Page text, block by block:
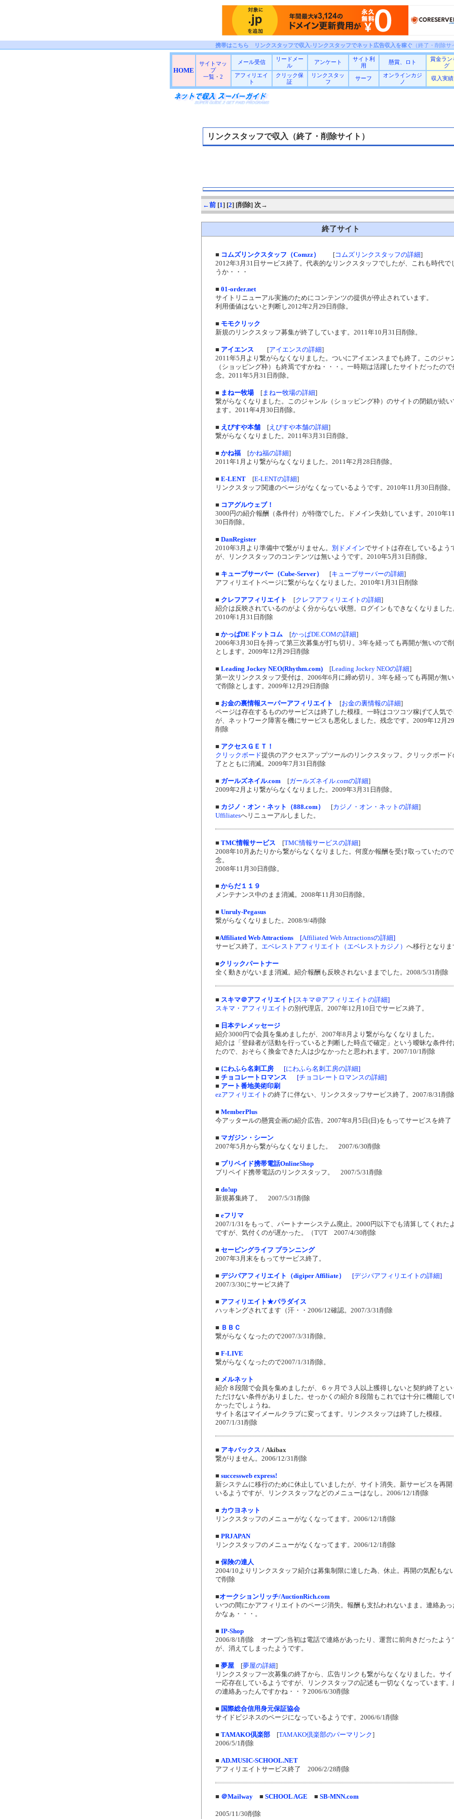
携帯はこちら リンクスタッフで収入-リンクスタッフでネット広告収入を稼ぐ （終了・削除サ
HOME
サイトマッ
プ
一覧 ・ 2
メール受信
リードメー
ル
アンケート
サイト利
用
懸賞、ロト
賞金ラン
グ
アフィリエイ
ト
クリック保
証
リンクスタッ
フ
サーフ
オンラインカジ
ノ
収入実績
リンクスタッフで収入（終了・削除サイト）
←前 [1] [2] [削除] 次→
終了サイト
■ コムズリンクスタッフ（Comzz） [コムズリンクスタッフの詳細]
2012年3月31日サービス終了。代表的なリンクスタッフでしたが、これも時代で
うか・・・
■ 01-order.net
サイトリニューアル実施のためにコンテンツの提供が停止されています。
利用価値はないと判断し2012年2月29日削除。
■ モモクリック
新規のリンクスタッフ募集が終了しています。2011年10月31日削除。
■ アイエンス [アイエンスの詳細]
2011年5月より繋がらなくなりました。ついにアイエンスまでも終了。このジャ
（ショッピング枠）も終焉ですかね・・・。一時期は活躍したサイトだったので
念。2011年5月31日削除。
■ まねー牧場[まねー牧場の詳細]
繋がらなくなりました。このジャンル（ショッピング枠）のサイトの閉鎖が続い
ます。2011年4月30日削除。
■ えびすや本舗 [えびすや本舗の詳細]
繋がらなくなりました。2011年3月31日削除。
■ かね福 [かね福の詳細]
2011年1月より繋がらなくなりました。2011年2月28日削除。
■ E-LENT [E-LENTの詳細]
リンクスタッフ関連のページがなくなっているようです。2010年11月30日削除。
■ コアグルウェブ！
3000円の紹介報酬（条件付）が特徴でした。ドメイン失効しています。2010年
30日削除。
■ DanRegister
2010年3月より準備中で繋がりません。 別ドメインでサイトは存在しているよう
が、リンクスタッフのコンテンツは無いようです。2010年5月31日削除。
■ キューブサーバー（Cube-Server） [キューブサーバーの詳細]
アフィリエイトページに繋がらなくなりました。2010年1月31日削除
■ クレフアフィリエイト [クレフアフィリエイトの詳細]
紹介は反映されているのがよく分からない状態。ログインもできなくなりました
2010年1月31日削除
■ かっぱDEドットコム [かっぱDE.COMの詳細]
2006年3月30日を持って第三次募集が打ち切り。3年を経っても再開が無いので
とします。2009年12月29日削除
■ Leading Jockey NEO(Rhythm.com) [Leading Jockey NEOの詳細]
第一次リンクスタッフ受付は、2006年6月に締め切り。3年を経っても再開が無
で削除とします。2009年12月29日削除
■ お金の裏情報スーパーアフィリエイト [お金の裏情報の詳細]
ページは存在するもののサービスは終了した模様。一時はコツコツ稼げて人気で
が、ネットワーク障害を機にサービスも悪化しました。残念です。2009年12月
削除
■ アクセスＧＥＴ！
クリックボード提供のアクセスアップツールのリンクスタッフ。クリックボード
了とともに消滅。2009年7月31日削除
■ ガールズネイル.com [ガールズネイル.comの詳細]
2009年2月より繋がらなくなりました。2009年3月31日削除。
■ カジノ・オン・ネット（888.com） [カジノ・オン・ネットの詳細]
Uffiliatesへリニューアルしました。
■ TMC情報サービス [TMC情報サービスの詳細]
2008年10月あたりから繋がらなくなりました。何度か報酬を受け取っていたの
念。
2008年11月30日削除。
■ からだ１１９
メンテナンス中のまま消滅。2008年11月30日削除。
■ Unruly-Pegasus
繋がらなくなりました。2008/9/4削除
■Affiliated Web Attractions [Affiliated Web Attractionsの詳細]
サービス終了。 エベレストアフィリエイト（エベレストカジノ） へ移行となりま
■クリックパートナー
全く動きがないまま消滅。紹介報酬も反映されないままでした。2008/5/31削除
■ スキマ＠アフィリエイト [スキマ＠アフィリエイトの詳細]
スキマ・アフィリエイト の別代理店。2007年12月10日でサービス終了。
■ 日本テレメッセージ
紹介3000円で会員を集めましたが、2007年8月より繋がらなくなりました。
紹介は「登録者が活動を行っていると判断した時点で確定」という曖昧な条件付
たので、おそらく換金できた人は少なかったと思われます。2007/10/1削除
■ にわふら名刺工房 [にわふら名刺工房の詳細]
■ チョコレートロマンス [チョコレートロマンスの詳細]
■ アート番地美術印刷
ezアフィリエイト の終了に伴ない、リンクスタッフサービス終了。2007/8/31削除
■ MemberPlus
今アッタールの懸賞企画の紹介広告。2007年8月5日(日)をもってサービスを終了
■ マガジン・シーン
2007年5月から繋がらなくなりました。 2007/6/30削除
■ プリペイド携帯電話OnlineShop
プリペイド携帯電話のリンクスタッフ。 2007/5/31削除
■ do!up
新規募集終了。 2007/5/31削除
■ eフリマ
2007/1/31をもって、パートナーシステム廃止。2000円以下でも清算してくれた
ですが、気付くのが遅かった。（T▽T 2007/4/30削除
■ セービングライフ プランニング
2007年3月末をもってサービス終了。
■ デジパアフィリエイト（digiper Affiliate） [デジパアフィリエイトの詳細]
2007/3/30にサービス終了
■ アフィリエイト★パラダイス
ハッキングされてます（汗・・2006/12確認。2007/3/31削除
■ ＢＢＣ
繋がらなくなったので2007/3/31削除。
■ F-LIVE
繋がらなくなったので2007/1/31削除。
■ メルネット
紹介８段階で会員を集めましたが、６ヶ月で３人以上獲得しないと契約終了とい
ただけない条件がありました。せっかくの紹介８段階もこれでは十分に機能して
かったでしょうね。
サイト名はマイメールクラブに変ってます。リンクスタッフは終了した模様。
2007/1/31削除
■ アキバックス / Akibax
繋がりません。2006/12/31削除
■ successweb express!
新システムに移行のために休止していましたが、サイト消失。新サービスを再開
いるようですが、リンクスタッフなどのメニューはなし。2006/12/1削除
■ カウヨネット
リンクスタッフのメニューがなくなってます。2006/12/1削除
■ PRJAPAN
リンクスタッフのメニューがなくなってます。2006/12/1削除
■ 保険の達人
2004/10よりリンクスタッフ紹介は募集制限に達した為、休止。再開の気配もな
で削除
■オークションリッチ/AuctionRich.com
いつの間にかアフィリエイトのページ消失。報酬も支払われないまま。連絡あっ
かなぁ・・・。
■ IP-Shop
2006/8/1削除 オープン当初は電話で連絡があったり、運営に前向きだったよう
が、消えてしまったようです。
■ 夢屋 [夢屋の詳細]
リンクスタッフ一次募集の終了から、広告リンクも繋がらなくなりました。サイ
一応存在しているようですが、リンクスタッフの記述も一切なくなっています。
の連絡あったんですかね・・？2006/6/30削除
■ 国際総合信用身元保証協会
サイドビジネスのページになっているようです。2006/6/1削除
■ TAMAKO倶楽部 [TAMAKO倶楽部のパーマリンク]
2006/5/1削除
■ AD.MUSIC-SCHOOL.NET
アフィリエイトサービス終了 2006/2/28削除
■ ＠Mailway ■ SCHOOL AGE ■ SB-MNN.com
2005/11/30削除